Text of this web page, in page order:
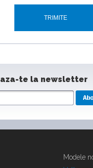
te la newsletter
Modele